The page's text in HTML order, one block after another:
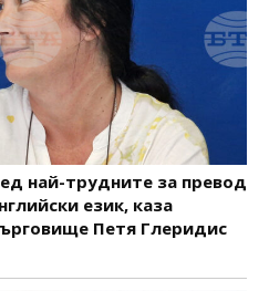
най-трудните за превод
език, каза
Петя Глеридис